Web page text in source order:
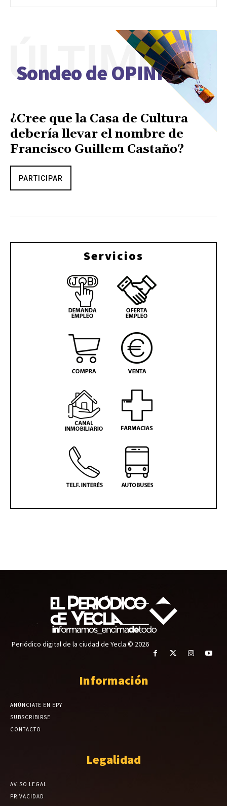
Sondeo de OPINIÓN
ÚLTIMO
¿Cree que la Casa de Cultura
debería llevar el nombre de
Francisco Guillem Castaño?
PARTICIPAR
Servicios
Periódico digital de la ciudad de Yecla © 2026
Información
ANÚNCIATE EN EPY
SUBSCRIBIRSE
CONTACTO
Legalidad
AVISO LEGAL
PRIVACIDAD